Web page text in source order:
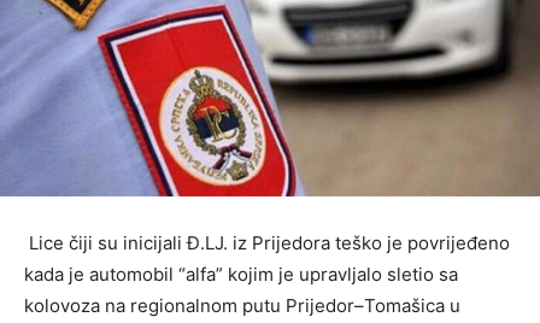
Lice čiji su inicijali Đ.LJ. iz Prijedora teško je povrijeđeno
kada je automobil “alfa” kojim je upravljalo sletio sa
kolovoza na regionalnom putu Prijedor–Tomašica u